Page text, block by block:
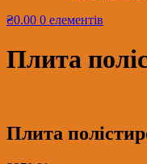
₴0.00 0 елементів
Плита
Плита